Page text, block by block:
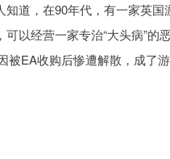
道，在90年代，有一家英
以经营一家专治“大头病”的
EA收购后惨遭解散，成了游